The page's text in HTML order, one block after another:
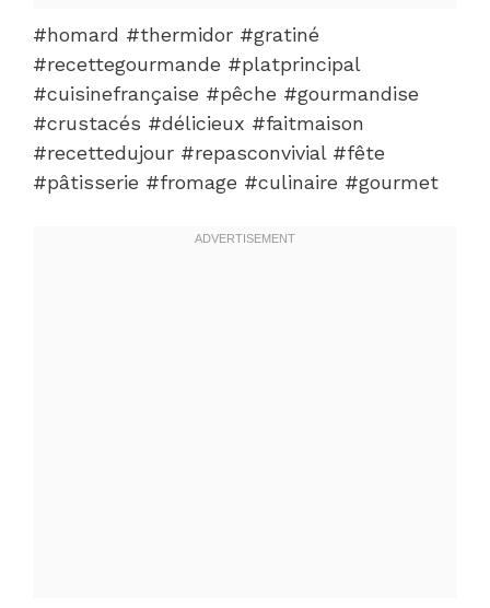
#homard #thermidor #gratiné
#recettegourmande #platprincipal
#cuisinefrançaise #pêche #gourmandise
#crustacés #délicieux #faitmaison
#recettedujour #repasconvivial #fête
#pâtisserie #fromage #culinaire #gourmet